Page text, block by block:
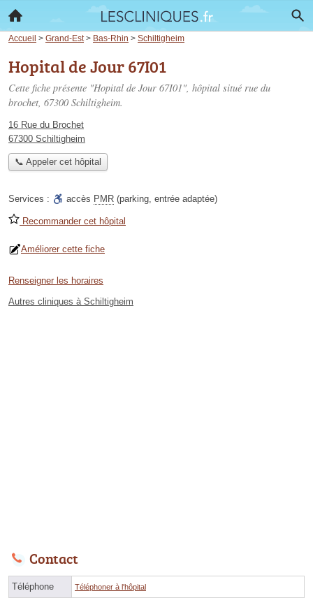
Accueil > Grand-Est> Bas-Rhin > Schiltigheim
Hopital de Jour 67I01
Cette fiche présente "Hopital de Jour 67I01", hôpital situé rue du
brochet, 67300 Schiltigheim.
16 Rue du Brochet
67300 Schiltigheim
📞 Appeler cet hôpital
Services : accès PMR (parking, entrée adaptée)
Recommander cet hôpital
Améliorer cette fiche
Renseigner les horaires
Autres cliniques à Schiltigheim
Contact
Téléphone Téléphoner à l'hôpital